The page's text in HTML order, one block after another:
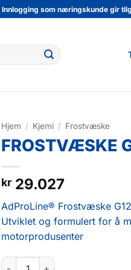
som næringskunde gir
Hjem / Kjemi / Frostvæske
FROSTVÆSKE
kr 29.027
AdProLine® Frostvæske
Utviklet og formulert for å
motorprodusenter
FROSTVÆSKE G12++ NG 210L